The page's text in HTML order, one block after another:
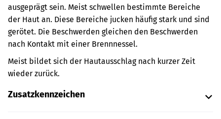
ausgeprägt sein. Meist schwellen bestimmte Bereiche
der Haut an. Diese Bereiche jucken häufig stark und sind
gerötet. Die Beschwerden gleichen den Beschwerden
nach Kontakt mit einer Brennnessel.
Meist bildet sich der Hautausschlag nach kurzer Zeit
wieder zurück.
Zusatzkennzeichen